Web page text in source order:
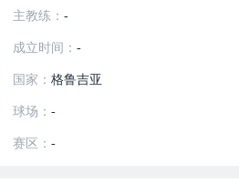
主教练：-
成立时间：-
国家：格鲁吉亚
球场：-
赛区：-